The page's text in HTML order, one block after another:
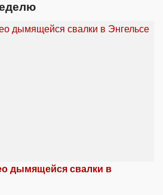
дымящейся свалки в